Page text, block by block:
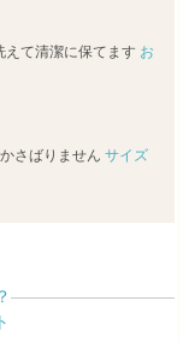
えて清潔に保てます お
さばりません サイズ